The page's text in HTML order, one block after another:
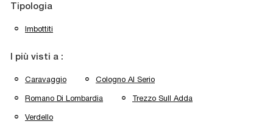
Tipologia
Imbottiti
I più visti a :
Caravaggio Cologno Al Serio
Romano Di Lombardia Trezzo Sull Adda
Verdello